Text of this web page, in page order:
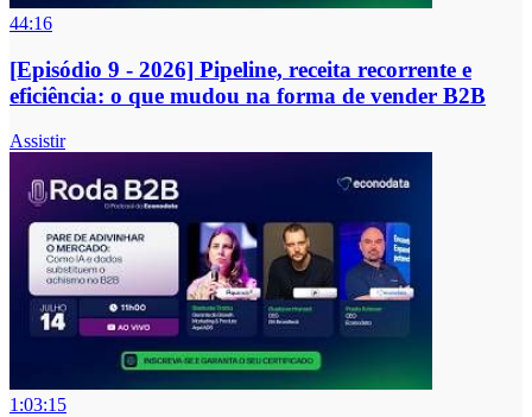
44:16
[Episódio 9 - 2026] Pipeline, receita recorrente e
eficiência: o que mudou na forma de vender B2B
Assistir
1:03:15